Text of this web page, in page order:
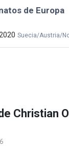
de Europa
Suecia/Austria/
Christian